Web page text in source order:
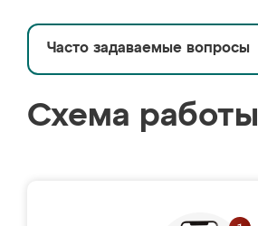
Часто задаваемые вопросы
Схема работы